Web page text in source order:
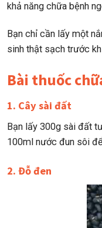
khả năng chữa bệnh
Bạn chỉ cần lấy một
sinh thật sạch trước
Bài thuốc
1. Cây sài đất
Bạn lấy 300g sài đất
100ml nước đun sôi
2. Đỗ đen